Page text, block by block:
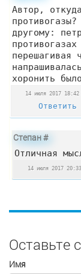
Автор,
другому:
перешагивая
хоронить
14 июля 2017 18:42
Ответить
Степан#
Отличная
14 июля 2017 20:33
Оставьте
Имя